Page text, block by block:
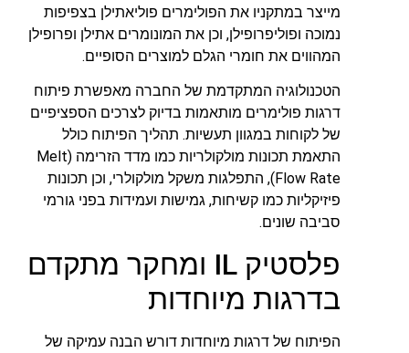
מייצר במתקניו את הפולימרים פוליאתילן בצפיפות
נמוכה ופוליפרופילן, וכן את המונומרים אתילן ופרופילן
המהווים את חומרי הגלם למוצרים הסופיים.
הטכנולוגיה המתקדמת של החברה מאפשרת פיתוח
דרגות פולימרים מותאמות בדיוק לצרכים הספציפיים
של לקוחות במגוון תעשיות. תהליך הפיתוח כולל
התאמת תכונות מולקולריות כמו מדד הזרימה (Melt
Flow Rate), התפלגות משקל מולקולרי, וכן תכונות
פיזיקליות כמו קשיחות, גמישות ועמידות בפני גורמי
סביבה שונים.
פלסטיק IL ומחקר מתקדם
בדרגות מיוחדות
הפיתוח של דרגות מיוחדות דורש הבנה עמיקה של